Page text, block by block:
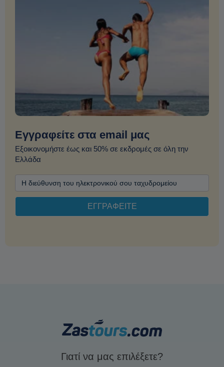
Εγγραφείτε στα email μας
Εξοικονομήστε έως και 50% σε εκδρομές σε όλη την
Ελλάδα
Γιατί να μας επιλέξετε?